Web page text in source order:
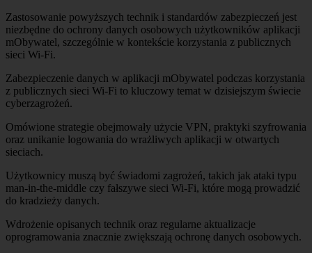
Zastosowanie powyższych technik i standardów zabezpieczeń jest
niezbędne do ochrony danych osobowych użytkowników aplikacji
mObywatel, szczególnie w kontekście korzystania z publicznych
sieci Wi-Fi.
Zabezpieczenie danych w aplikacji mObywatel podczas korzystania
z publicznych sieci Wi-Fi to kluczowy temat w dzisiejszym świecie
cyberzagrożeń.
Omówione strategie obejmowały użycie VPN, praktyki szyfrowania
oraz unikanie logowania do wrażliwych aplikacji w otwartych
sieciach.
Użytkownicy muszą być świadomi zagrożeń, takich jak ataki typu
man-in-the-middle czy fałszywe sieci Wi-Fi, które mogą prowadzić
do kradzieży danych.
Wdrożenie opisanych technik oraz regularne aktualizacje
oprogramowania znacznie zwiększają ochronę danych osobowych.